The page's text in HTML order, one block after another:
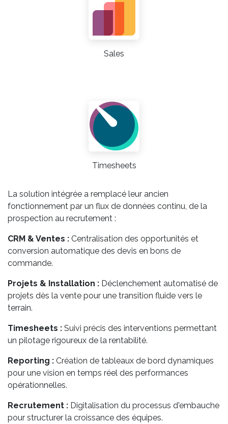
Sales
Timesheets
La solution intégrée a remplacé leur ancien
fonctionnement par un flux de données continu, de la
prospection au recrutement :
CRM & Ventes : Centralisation des opportunités et
conversion automatique des devis en bons de
commande.
Projets & Installation : Déclenchement automatisé de
projets dès la vente pour une transition fluide vers le
terrain.
Timesheets : Suivi précis des interventions permettant
un pilotage rigoureux de la rentabilité.
Reporting : Création de tableaux de bord dynamiques
pour une vision en temps réel des performances
opérationnelles.
Recrutement : Digitalisation du processus d'embauche
pour structurer la croissance des équipes.